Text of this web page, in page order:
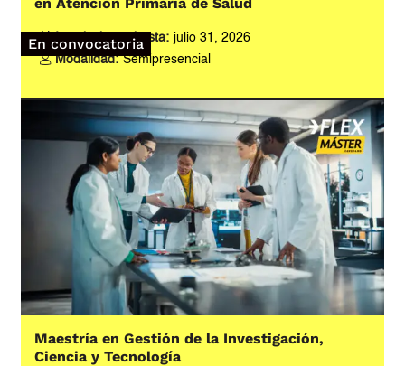
En convocatoria
Inscripciones hasta: julio 31, 2026
Modalidad: Semipresencial
Maestría en Gestión de la Investigación,
Ciencia y Tecnología